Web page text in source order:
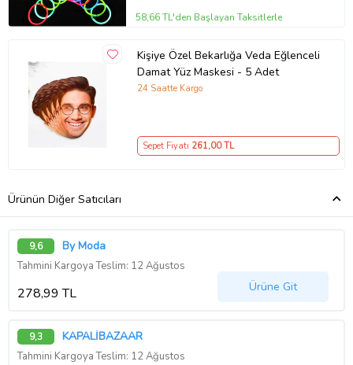
58,66 TL'den Başlayan Taksitlerle
Kişiye Özel Bekarlığa Veda Eğlenceli
Damat Yüz Maskesi - 5 Adet
24 Saatte Kargo
Sepet Fiyatı 261,00 TL
Ürünün Diğer Satıcıları
9,6 By Moda
Tahmini Kargoya Teslim: 12 Ağustos
278,99 TL Ürüne Git
9,3 KAPALİBAZAAR
Tahmini Kargoya Teslim: 12 Ağustos